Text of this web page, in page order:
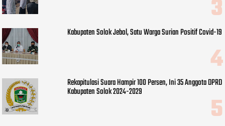
Kabupaten Solok Jebol, Satu Warga Surian Positif Covid-19
Rekapitulasi Suara Hampir 100 Persen, Ini 35 Anggota DPRD
Kabupaten Solok 2024-2029